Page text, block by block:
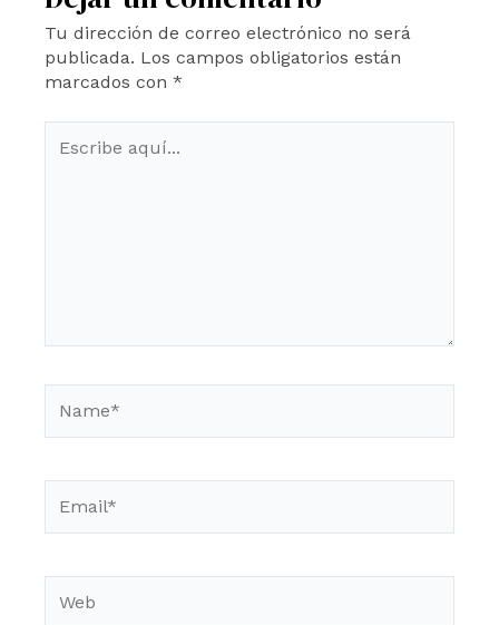
Tu dirección de correo electrónico no será
publicada. Los campos obligatorios están
marcados con *
aquí...